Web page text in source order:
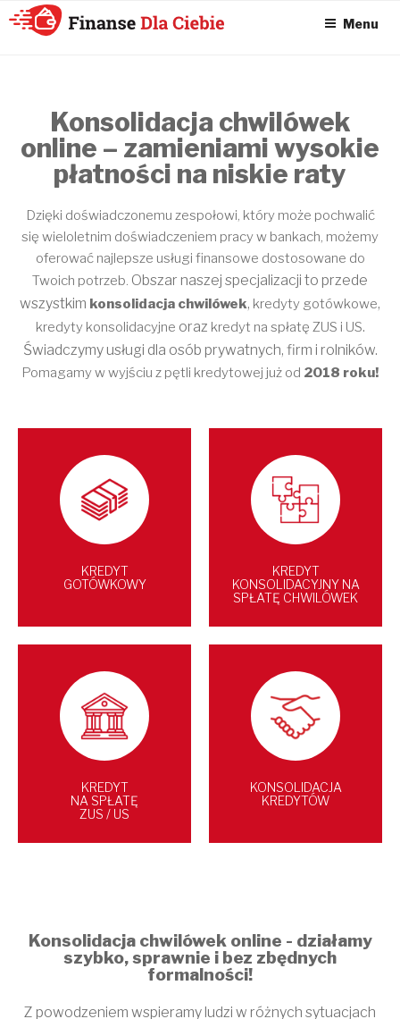
ONLINE – FINANSE
DLA CIEBIE –
SPŁATA
CHWILÓWEK I
KONSOLIDACJA
CHWILÓWEK
Menu
Konsolidacja chwilówek
online – zamieniami wysokie
płatności na niskie raty
Dzięki doświadczonemu zespołowi, który może pochwalić
się wieloletnim doświadczeniem pracy w bankach, możemy
oferować najlepsze usługi finansowe dostosowane do
Twoich potrzeb. Obszar naszej specjalizacji to przede
wszystkim konsolidacja chwilówek, kredyty gotówkowe,
kredyty konsolidacyjne oraz kredyt na spłatę ZUS i US.
Świadczymy usługi dla osób prywatnych, firm i rolników.
Pomagamy w wyjściu z pętli kredytowej już od 2018 roku!
KREDYT
GOTÓWKOWY
KREDYT
KONSOLIDACYJNY NA
SPŁATĘ CHWILÓWEK
KREDYT
NA SPŁATĘ
ZUS / US
KONSOLIDACJA
KREDYTÓW
Konsolidacja chwilówek online - działamy
szybko, sprawnie i bez zbędnych
formalności!
Z powodzeniem wspieramy ludzi w różnych sytuacjach